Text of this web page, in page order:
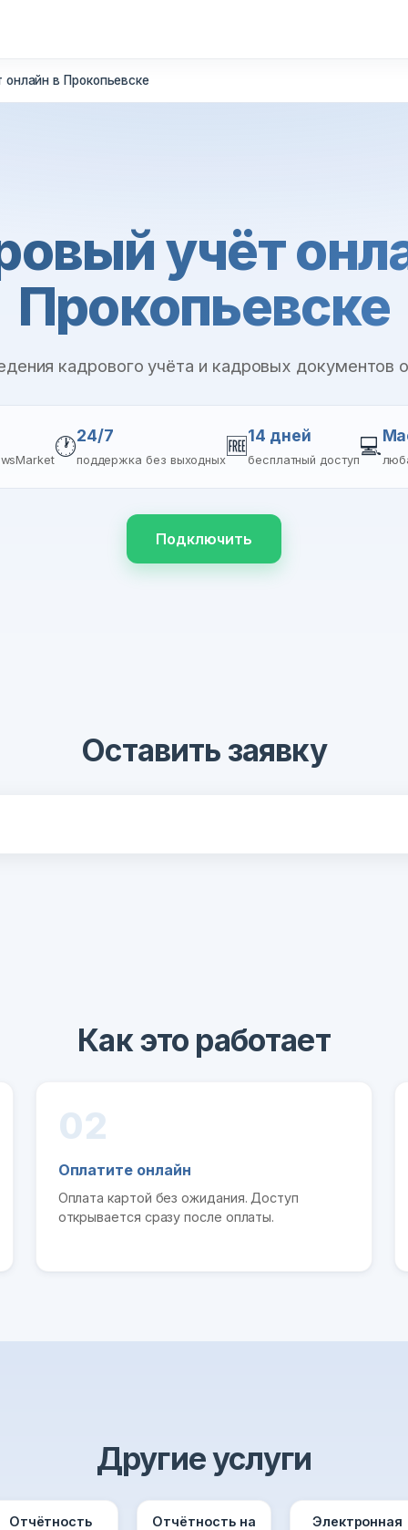
в Прокопьевске
учёт
Прокопьевске
кадрового учёта и кадровых документов
🕐24/7
поддержка без выходных
🆓14 дней
бесплатный доступ
💻
Подключить
Оставить заявку
Как это работает
02
Оплатите онлайн
Оплата картой без ожидания. Доступ
открывается сразу после оплаты.
Другие услуги
Отчётность
Отчётность на
Электронная